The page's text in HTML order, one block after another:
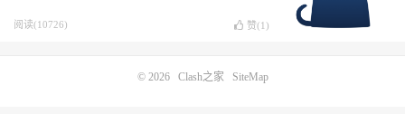
阅读(10726) 赞(1 )
© 2026 Clash之家 SiteMap